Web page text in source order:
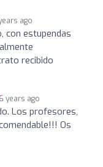
ago
con estupendas
recibido
6 years ago
Los profesores,
Os